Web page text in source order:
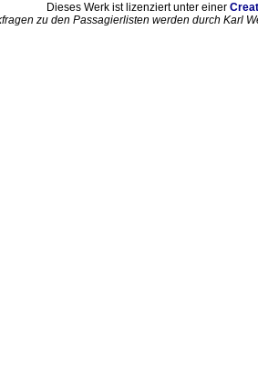
Dieses Werk ist lizenziert unter einer
zu den Passagierlisten werden durch Karl